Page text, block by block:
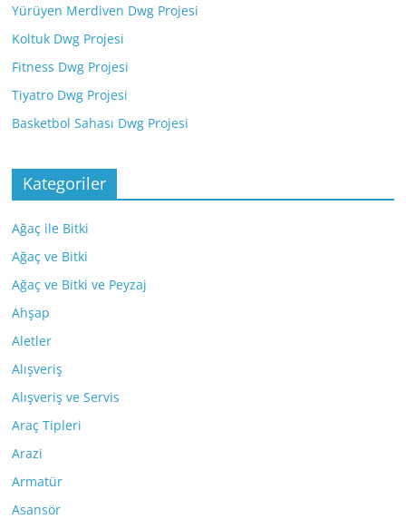
Yürüyen Merdiven Dwg Projesi
Koltuk Dwg Projesi
Fitness Dwg Projesi
Tiyatro Dwg Projesi
Basketbol Sahası Dwg Projesi
Kategoriler
Ağaç ile Bitki
Ağaç ve Bitki
Ağaç ve Bitki ve Peyzaj
Ahşap
Aletler
Alışveriş
Alışveriş ve Servis
Araç Tipleri
Arazi
Armatür
Asansör